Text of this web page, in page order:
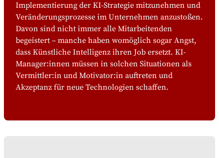
Implementierung der KI-Strategie mitzunehmen und
Veränderungsprozesse im Unternehmen anzustoßen.
Davon sind nicht immer alle Mitarbeitenden
begeistert – manche haben womöglich sogar Angst,
dass Künstliche Intelligenz ihren Job ersetzt. KI-
Manager:innen müssen in solchen Situationen als
Vermittler:in und Motivator:in auftreten und
Akzeptanz für neue Technologien schaffen.